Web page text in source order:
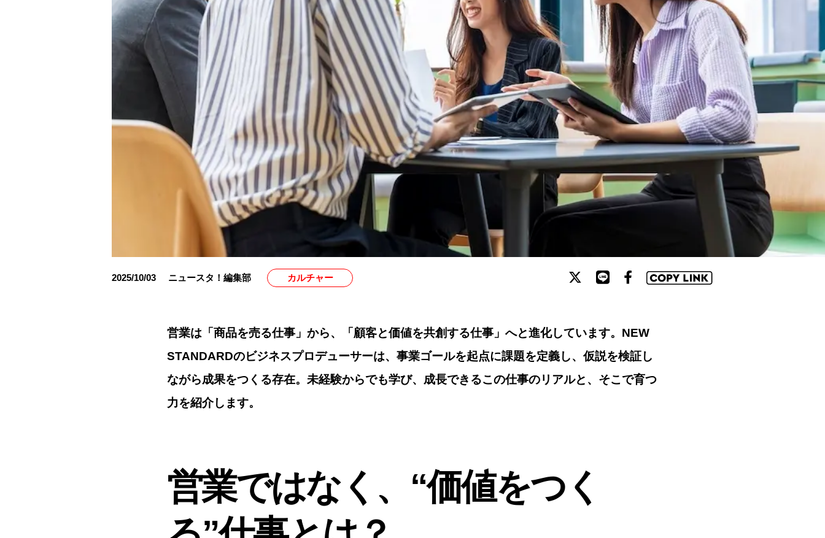
2025/10/03 ニュースタ！編集部 カルチャー
営業は「商品を売る仕事」から、「顧客と価値を共創する仕事」へと進化しています。NEW
STANDARDのビジネスプロデューサーは、事業ゴールを起点に課題を定義し、仮説を検証し
ながら成果をつくる存在。未経験からでも学び、成長できるこの仕事のリアルと、そこで育つ
力を紹介します。
営業ではなく、“価値をつく